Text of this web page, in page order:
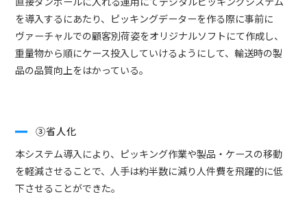
を導入するにあたり、ピッキングデーターを作る際に事前に
ヴァーチャルでの顧客別荷姿をオリジナルソフトにて作成し、
重量物から順にケース投入していけるようにして、輸送時の製
品の品質向上をはかっている。
③省人化
本システム導入により、ピッキング作業や製品・ケースの移動
を軽減させることで、人手は約半数に減り人件費を飛躍的に低
下させることができた。